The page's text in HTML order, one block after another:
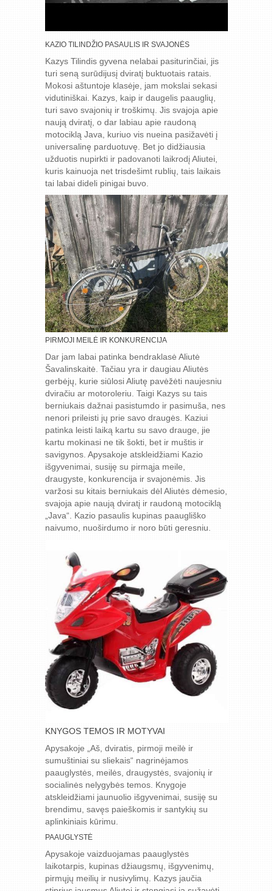
KAZIO TILINDŽIO PASAULIS IR SVAJONĖS
Kazys Tilindis gyvena nelabai pasiturinčiai, jis
turi seną surūdijusį dviratį buktuotais ratais.
Mokosi aštuntoje klasėje, jam mokslai sekasi
vidutiniškai. Kazys, kaip ir daugelis paauglių,
turi savo svajonių ir troškimų. Jis svajoja apie
naują dviratį, o dar labiau apie raudoną
motociklą Java, kuriuo vis nueina pasižavėti į
universalinę parduotuvę. Bet jo didžiausia
užduotis nupirkti ir padovanoti laikrodį Aliutei,
kuris kainuoja net trisdešimt rublių, tais laikais
tai labai dideli pinigai buvo.
PIRMOJI MEILĖ IR KONKURENCIJA
Dar jam labai patinka bendraklasė Aliutė
Šavalinskaitė. Tačiau yra ir daugiau Aliutės
gerbėjų, kurie siūlosi Aliutę pavėžėti naujesniu
dviračiu ar motoroleriu. Taigi Kazys su tais
berniukais dažnai pasistumdo ir pasimuša, nes
nenori prileisti jų prie savo draugės. Kaziui
patinka leisti laiką kartu su savo drauge, jie
kartu mokinasi ne tik šokti, bet ir muštis ir
savigynos. Apysakoje atskleidžiami Kazio
išgyvenimai, susiję su pirmąja meile,
draugyste, konkurencija ir svajonėmis. Jis
varžosi su kitais berniukais dėl Aliutės dėmesio,
svajoja apie naują dviratį ir raudoną motociklą
„Java“. Kazio pasaulis kupinas paaugliško
naivumo, nuoširdumo ir noro būti geresniu.
KNYGOS TEMOS IR MOTYVAI
Apysakoje „Aš, dviratis, pirmoji meilė ir
sumuštiniai su sliekais“ nagrinėjamos
paauglystės, meilės, draugystės, svajonių ir
socialinės nelygybės temos. Knygoje
atskleidžiami jaunuolio išgyvenimai, susiję su
brendimu, savęs paieškomis ir santykių su
aplinkiniais kūrimu.
PAAUGLYSTĖ
Apysakoje vaizduojamas paauglystės
laikotarpis, kupinas džiaugsmų, išgyvenimų,
pirmųjų meilių ir nusivylimų. Kazys jaučia